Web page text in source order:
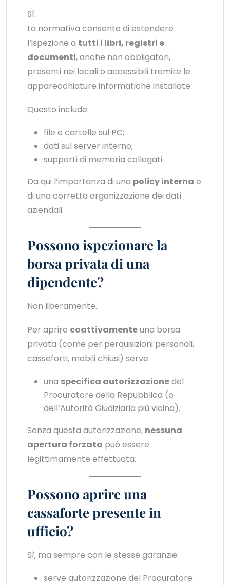
Sì.
La normativa consente di estendere
l’ispezione a tutti i libri, registri e
documenti, anche non obbligatori,
presenti nei locali o accessibili tramite le
apparecchiature informatiche installate.
Questo include:
file e cartelle sul PC;
dati sul server interno;
supporti di memoria collegati.
Da qui l’importanza di una policy interna e
di una corretta organizzazione dei dati
aziendali.
Possono ispezionare la
borsa privata di una
dipendente?
Non liberamente.
Per aprire coattivamenteuna borsa
privata (come per perquisizioni personali,
casseforti, mobili chiusi) serve:
una specifica autorizzazionedel
Procuratore della Repubblica (o
dell’Autorità Giudiziaria più vicina).
Senza questa autorizzazione, nessuna
apertura forzata può essere
legittimamente effettuata.
Possono aprire una
cassaforte presente in
ufficio?
Sì, ma sempre con le stesse garanzie:
serve autorizzazione del Procuratore